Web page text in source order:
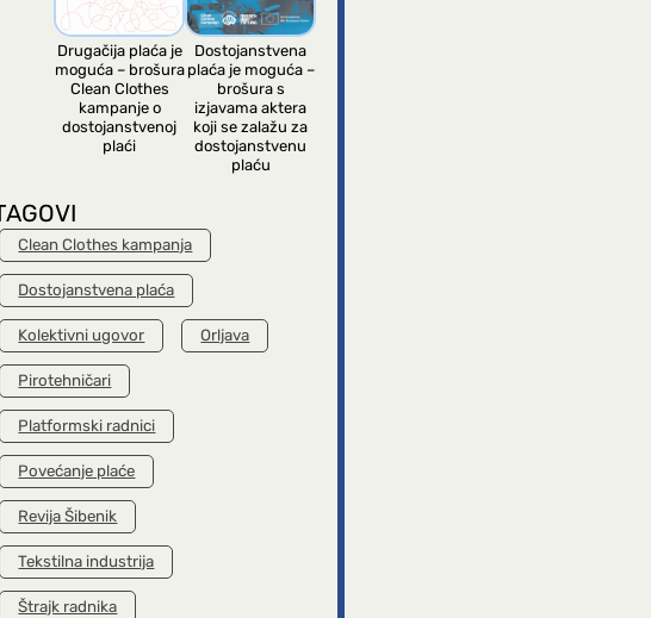
Drugačija plaća je
moguća – brošura
Clean Clothes
kampanje o
dostojanstvenoj
plaći
Dostojanstvena
plaća je moguća –
brošura s
izjavama aktera
koji se zalažu za
dostojanstvenu
plaću
Clean Clothes kampanja
Dostojanstvena plaća
Kolektivni ugovor Orljava
Pirotehničari
Platformski radnici
Povećanje plaće
Revija Šibenik
Tekstilna industrija
Štrajk radnika